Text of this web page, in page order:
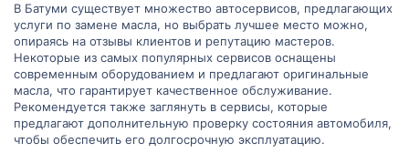
электронную память автомобиля и может быть доступна через
сенсорный экран или специальное приложение.
2. Обратитесь в сервисный центр: Если вы хотите получить
полную информацию о всех предыдущих обслуживаниях вашего
автомобиля, вы можете связаться с авторизованным
сервисным центром. Они могут предоставить вам отчет,
включающий все выполненные работы и замену масла.
3. Воспользуйтесь онлайн-платформами: Существуют онлайн-
В Батуми существует множество автосервисов, предлагающих
услуги по замене масла, но выбрать лучшее место можно,
опираясь на отзывы клиентов и репутацию мастеров.
Некоторые из самых популярных сервисов оснащены
современным оборудованием и предлагают оригинальные
масла, что гарантирует качественное обслуживание.
Рекомендуется также заглянуть в сервисы, которые
предлагают дополнительную проверку состояния автомобиля,
чтобы обеспечить его долгосрочную эксплуатацию.